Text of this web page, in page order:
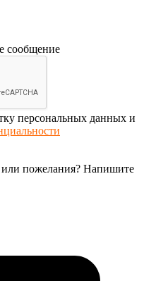
сообщение
персональных данных и
пожелания? Напишите